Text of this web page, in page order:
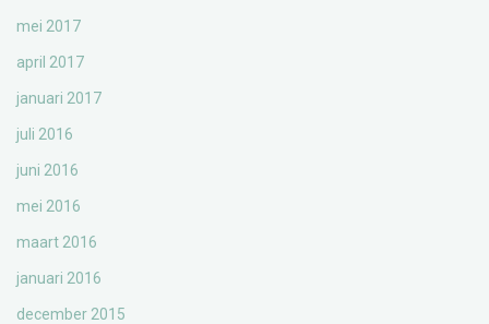
mei 2017
april 2017
januari 2017
juli 2016
juni 2016
mei 2016
maart 2016
januari 2016
december 2015